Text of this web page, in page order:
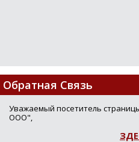
Обратная Связь
Уважаемый посетитель
ООО",